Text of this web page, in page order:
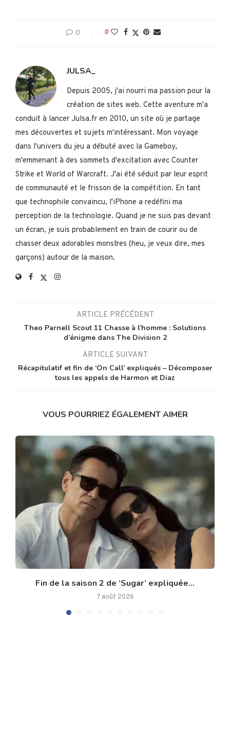
0 0
JULSA_
Depuis 2005, j'ai nourri ma passion pour la
création de sites web. Cette aventure m'a
conduit à lancer Julsa.fr en 2010, un site où je partage
mes découvertes et sujets m'intéressant. Mon voyage
dans l'univers du jeu a débuté avec la Gameboy,
m'emmenant à des sommets d'excitation avec Counter
Strike et World of Warcraft. J'ai été séduit par leur esprit
de communauté et le frisson de la compétition. En tant
que technophile convaincu, l'iPhone a redéfini ma
perception de la technologie. Quand je ne suis pas devant
un écran, je suis probablement en train de courir ou de
chasser deux adorables monstres (heu, je veux dire, mes
garçons) autour de la maison.
ARTICLE PRÉCÉDENT
Theo Parnell Scout 11 Chasse à l’homme : Solutions
d’énigme dans The Division 2
ARTICLE SUIVANT
Récapitulatif et fin de ‘On Call’ expliqués – Décomposer
tous les appels de Harmon et Diaz
VOUS POURRIEZ ÉGALEMENT AIMER
Fin de la saison 2 de ‘Sugar’ expliquée...
7 août 2026